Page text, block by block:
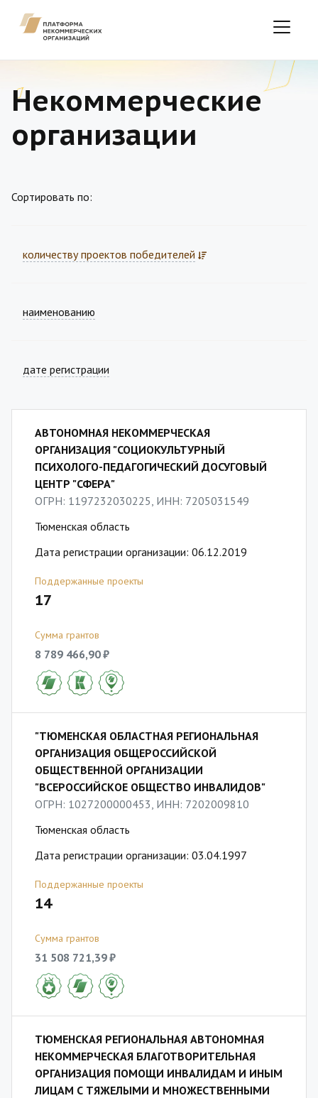
Некоммерческие
организации
Сортировать по:
количеству проектов победителей
наименованию
дате регистрации
АВТОНОМНАЯ НЕКОММЕРЧЕСКАЯ
ОРГАНИЗАЦИЯ "СОЦИОКУЛЬТУРНЫЙ
ПСИХОЛОГО-ПЕДАГОГИЧЕСКИЙ ДОСУГОВЫЙ
ЦЕНТР "СФЕРА"
ОГРН: 1197232030225, ИНН: 7205031549
Тюменская область
Дата регистрации организации: 06.12.2019
Поддержанные проекты
17
Сумма грантов
8 789 466,90 ₽
"ТЮМЕНСКАЯ ОБЛАСТНАЯ РЕГИОНАЛЬНАЯ
ОРГАНИЗАЦИЯ ОБЩЕРОССИЙСКОЙ
ОБЩЕСТВЕННОЙ ОРГАНИЗАЦИИ
"ВСЕРОССИЙСКОЕ ОБЩЕСТВО ИНВАЛИДОВ"
ОГРН: 1027200000453, ИНН: 7202009810
Тюменская область
Дата регистрации организации: 03.04.1997
Поддержанные проекты
14
Сумма грантов
31 508 721,39 ₽
ТЮМЕНСКАЯ РЕГИОНАЛЬНАЯ АВТОНОМНАЯ
НЕКОММЕРЧЕСКАЯ БЛАГОТВОРИТЕЛЬНАЯ
ОРГАНИЗАЦИЯ ПОМОЩИ ИНВАЛИДАМ И ИНЫМ
ЛИЦАМ С ТЯЖЕЛЫМИ И МНОЖЕСТВЕННЫМИ